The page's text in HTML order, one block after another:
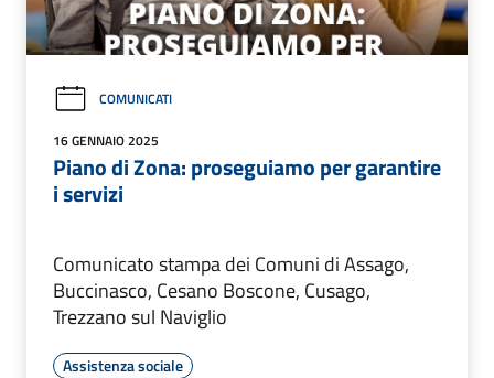
COMUNICATI
16 GENNAIO 2025
Piano di Zona: proseguiamo per garantire
i servizi
Comunicato stampa dei Comuni di Assago,
Buccinasco, Cesano Boscone, Cusago,
Trezzano sul Naviglio
Assistenza sociale